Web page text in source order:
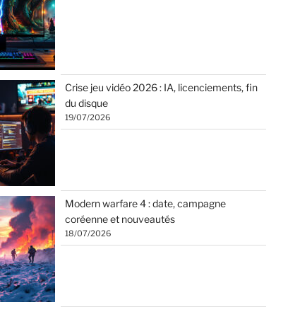
Crise jeu vidéo 2026 : IA, licenciements, fin
du disque
19/07/2026
Modern warfare 4 : date, campagne
coréenne et nouveautés
18/07/2026